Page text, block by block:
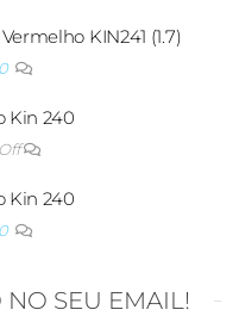
KIN241 (1.7)
0
Kin 240
Off
Kin 240
0
NO SEU EMAIL!